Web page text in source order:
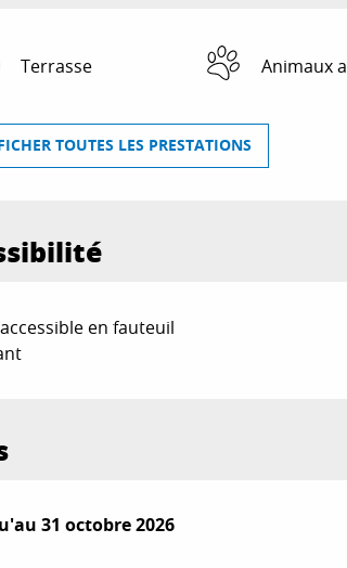
Terrasse Animaux
TOUTES LES PRESTATIONS
en fauteuil
février 2026au31 octobre 2026
31 octobre 2026